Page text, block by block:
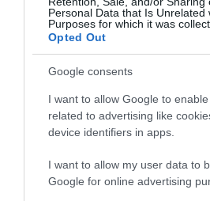
Personal Data that Is Unrelated
Purposes for which it was
Opted Out
Google consents
I want to allow Google to
related to advertising like
device identifiers in apps.
I want to allow my user data to
Google for online advertising
Mariano regressa ao Marginal e
Jam este Sábado
CRISTIANO RONALDO
“Muda o corpo de todas as
Conheça a programação de fim-
da colecção Savoy Signature